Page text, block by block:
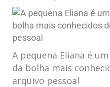
A pequena Eliana é
da bolha mais
arquivo pessoal